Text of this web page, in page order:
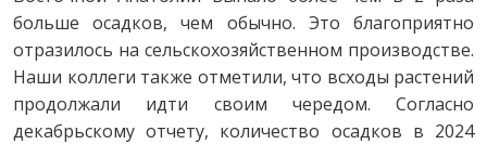
больше осадков, чем обычно. Это благоприятно
отразилось на сельскохозяйственном производстве.
Наши коллеги также отметили, что всходы растений
продолжали идти своим чередом. Согласно
декабрьскому отчету, количество осадков в 2024